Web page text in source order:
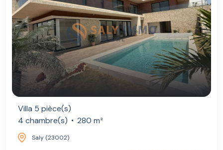
Villa 5 pièce(s)
4 chambre(s)
280 m²
Saly (23002)